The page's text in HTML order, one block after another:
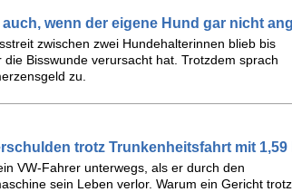
wenn der eigene Hund gar nicht
zwischen zwei Hundehalterinnen blieb bis
Bisswunde verursacht hat. Trotzdem sprach
zu.
trotz Trunkenheitsfahrt mit 1,59
VW-Fahrer unterwegs, als er durch den
sein Leben verlor. Warum ein Gericht